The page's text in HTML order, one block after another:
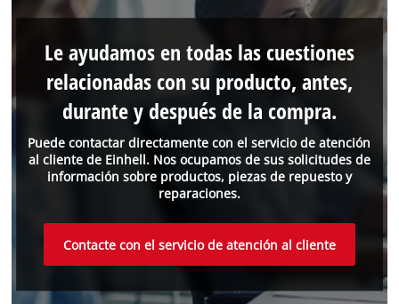
Puede contactar directamente con el servicio de atención
al cliente de Einhell. Nos ocupamos de sus solicitudes de
información sobre productos, piezas de repuesto y
reparaciones.
Le ayudamos en todas las cuestiones
relacionadas con su producto, antes,
durante y después de la compra.
Contacte con el servicio de atención al cliente